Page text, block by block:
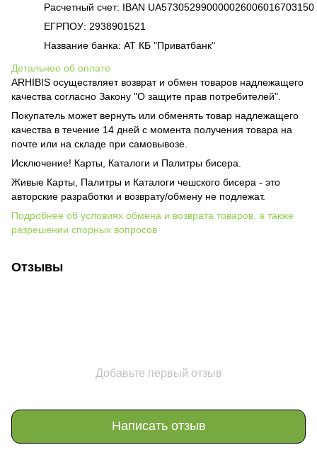
Расчетный счет: IBAN UA573052990000026006016703150
ЕГРПОУ: 2938901521
Название банка: АТ КБ "Приватбанк"
Детальнее об оплате
ARHIBIS осуществляет возврат и обмен товаров надлежащего
качества согласно Закону "О защите прав потребителей".
Покупатель может вернуть или обменять товар надлежащего
качества в течение 14 дней с момента получения товара на
почте или на складе при самовывозе.
Исключение! Карты, Каталоги и Палитры бисера.
Живые Карты, Палитры и Каталоги чешского бисера - это
авторские разработки и возврату/обмену не подлежат.
Подробнее об условиях обмена и возврата товаров, а также
разрешении спорных вопросов
Отзывы
Добавьте первый отзыв
Написать отзыв